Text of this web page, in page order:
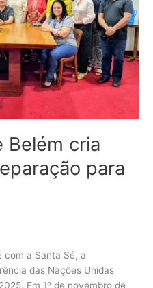
Belém cria
para
com a Santa Sé, a
das Nações Unidas
Em 1º de novembro de